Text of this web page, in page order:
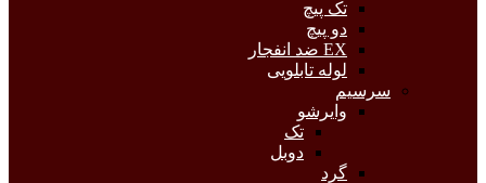
تک پیچ
دو پیچ
EX ضد انفجار
لوله تابلویی
سرسیم
وایرشو
تک
دوبل
گرد